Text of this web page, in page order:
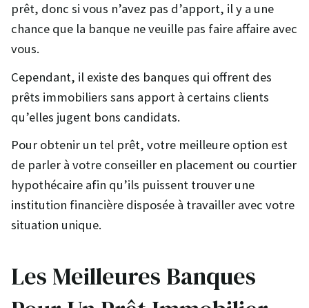
prêt, donc si vous n’avez pas d’apport, il y a une
chance que la banque ne veuille pas faire affaire avec
vous.
Cependant, il existe des banques qui offrent des
prêts immobiliers sans apport à certains clients
qu’elles jugent bons candidats.
Pour obtenir un tel prêt, votre meilleure option est
de parler à votre conseiller en placement ou courtier
hypothécaire afin qu’ils puissent trouver une
institution financière disposée à travailler avec votre
situation unique.
Les Meilleures Banques